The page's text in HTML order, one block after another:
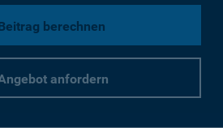
berechnen
anfordern